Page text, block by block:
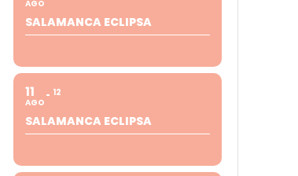
AGO
SALAMANCA ECLIPSA
11
AGO
12
SALAMANCA ECLIPSA